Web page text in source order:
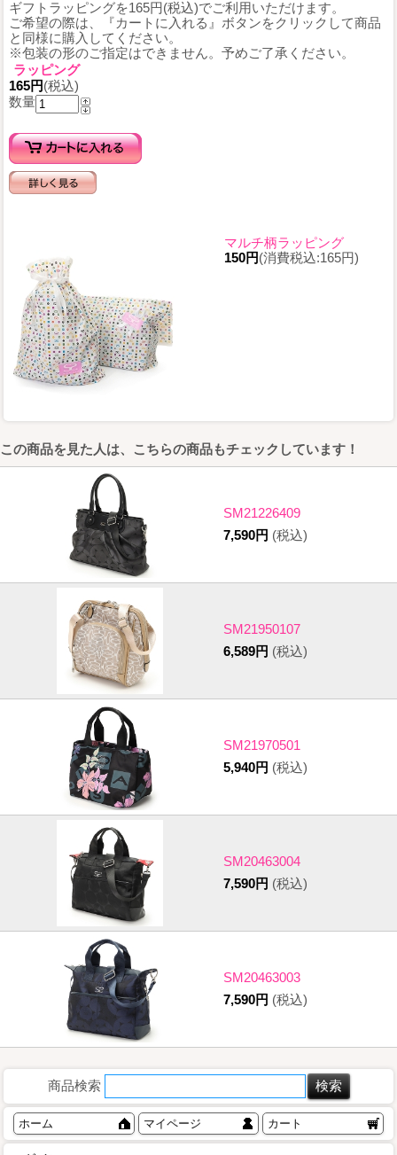
ギフトラッピングを165円(税込)でご利用いただけます。
ご希望の際は、『カートに入れる』ボタンをクリックして商品
と同様に購入してください。
※包装の形のご指定はできません。予めご了承ください。
ラッピング
165円(税込)
数量
マルチ柄ラッピング
150円(消費税込:165円)
この商品を見た人は、こちらの商品もチェックしています！
SM21226409
7,590円 (税込)
SM21950107
6,589円 (税込)
SM21970501
5,940円 (税込)
SM20463004
7,590円 (税込)
SM20463003
7,590円 (税込)
商品検索
ホーム マイページ カート